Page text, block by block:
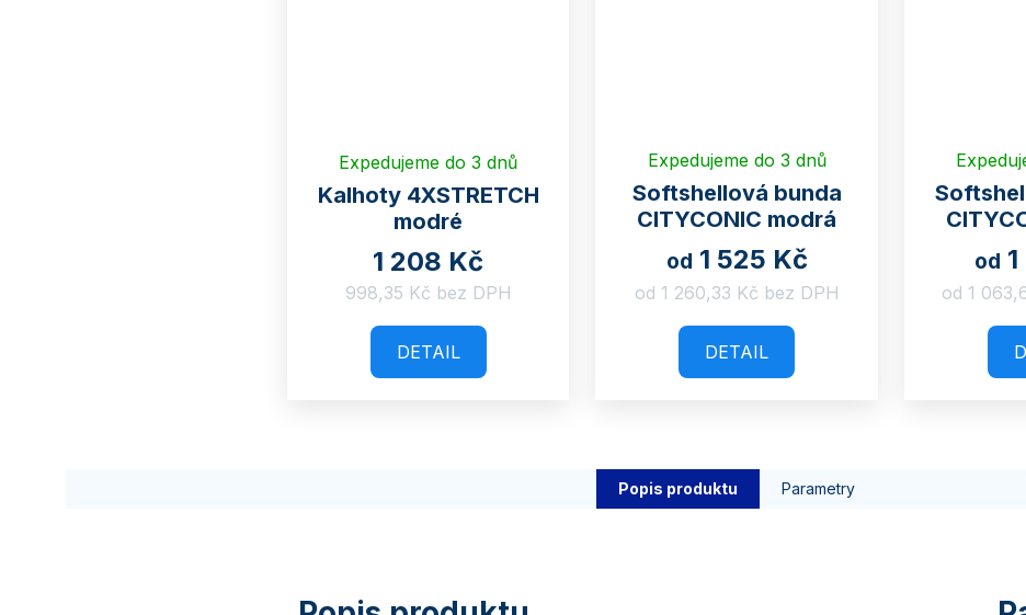
Expedujeme do 3 dnů
Kalhoty 4XSTRETCH
modré
1 208 Kč
998,35 Kč bez DPH
DETAIL
Expedujeme do 3 dnů
Softshellová bunda
CITYCONIC modrá
od 1 525 Kč
od 1 260,33 Kč bez DPH
DETAIL
od
od 1
Popis produktu Parametry